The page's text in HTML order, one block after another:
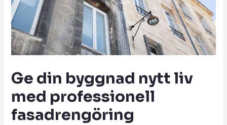
Ge din byggnad nytt liv
med professionell
fasadrengöring